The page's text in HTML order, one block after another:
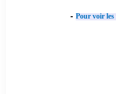
- Pour voir les